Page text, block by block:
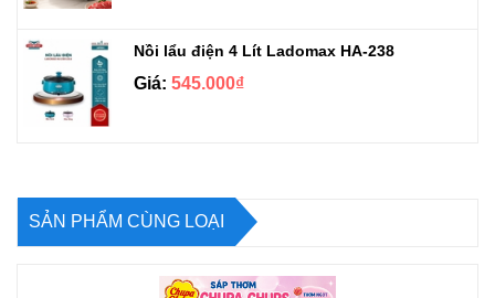
Nồi lẩu điện 4 Lít Ladomax HA-238
Giá: 545.000₫
SẢN PHẨM CÙNG LOẠI